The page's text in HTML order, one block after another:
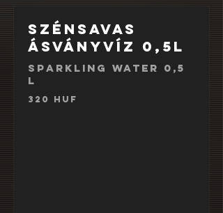
Szénsavas
ásványvíz 0,5l
Sparkling water 0,5
l
320 HUF